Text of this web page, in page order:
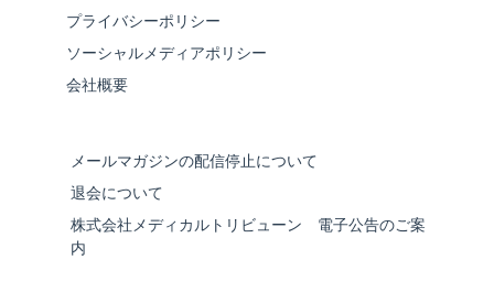
プライバシーポリシー
ソーシャルメディアポリシー
会社概要
メールマガジンの配信停止について
退会について
株式会社メディカルトリビューン 電子公告のご案
内